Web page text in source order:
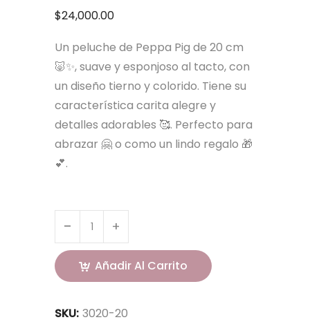
$24,000.00
Un peluche de Peppa Pig de 20 cm
🐷✨, suave y esponjoso al tacto, con
un diseño tierno y colorido. Tiene su
característica carita alegre y
detalles adorables 🥰. Perfecto para
abrazar 🤗 o como un lindo regalo 🎁
💕.
Añadir Al Carrito
SKU: 3020-20